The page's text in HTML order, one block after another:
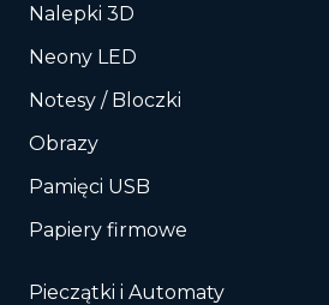
Nalepki 3D
Neony LED
Notesy / Bloczki
Obrazy
Pamięci USB
Papiery firmowe
Pieczątki i Automaty